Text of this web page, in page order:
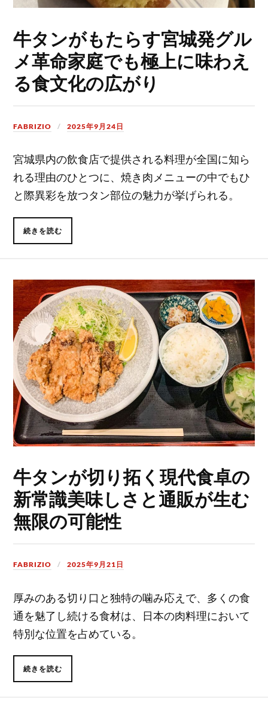
牛タンがもたらす宮城発グル
メ革命家庭でも極上に味わえ
る食文化の広がり
FABRIZIO 2025年9月24日
宮城県内の飲食店で提供される料理が全国に知ら
れる理由のひとつに、焼き肉メニューの中でもひ
と際異彩を放つタン部位の魅力が挙げられる。
続きを読む
牛タンが切り拓く現代食卓の
新常識美味しさと通販が生む
無限の可能性
FABRIZIO 2025年9月21日
厚みのある切り口と独特の噛み応えで、多くの食
通を魅了し続ける食材は、日本の肉料理において
特別な位置を占めている。
続きを読む